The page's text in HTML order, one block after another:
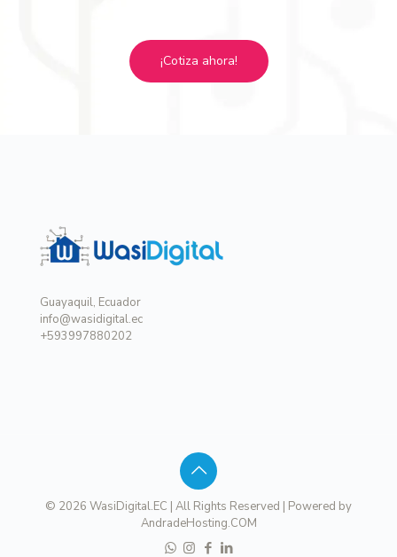
¡Cotiza ahora!
Guayaquil, Ecuador
info@wasidigital.ec
+593997880202
© 2026 WasiDigital.EC | All Rights Reserved | Powered by
AndradeHosting.COM